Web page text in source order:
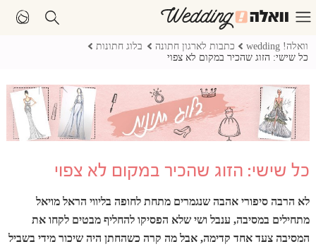
וואלה! wedding כתבות לארגון חתונה
בלוג חתונות
כל שישי: הזוג שהכיר במקום לא צפוי
כל שישי: הזוג שהכיר במקום לא צפוי
לא הרבה סיפורי אהבה שנגמרים מתחת לחופה בליווי הראל מויאל
מתחילים במסיבה, ענבל ושי שלא הפסיקו להחליף מבטים לקחו את
המסיבה צעד אחד קדימה, אבל מה קרה כשהחתן היה שיכור מידי בשביל